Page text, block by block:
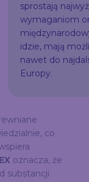
sprostają
wymaganiom
idzie, mają
nawet do
Europy.
co
oznacza, że
substancji